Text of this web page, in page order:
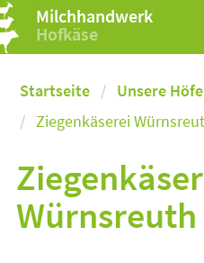
Milchhandwerk
Hofkäse
Startseite
Unsere
Ziegenkäserei
Würnsreuth